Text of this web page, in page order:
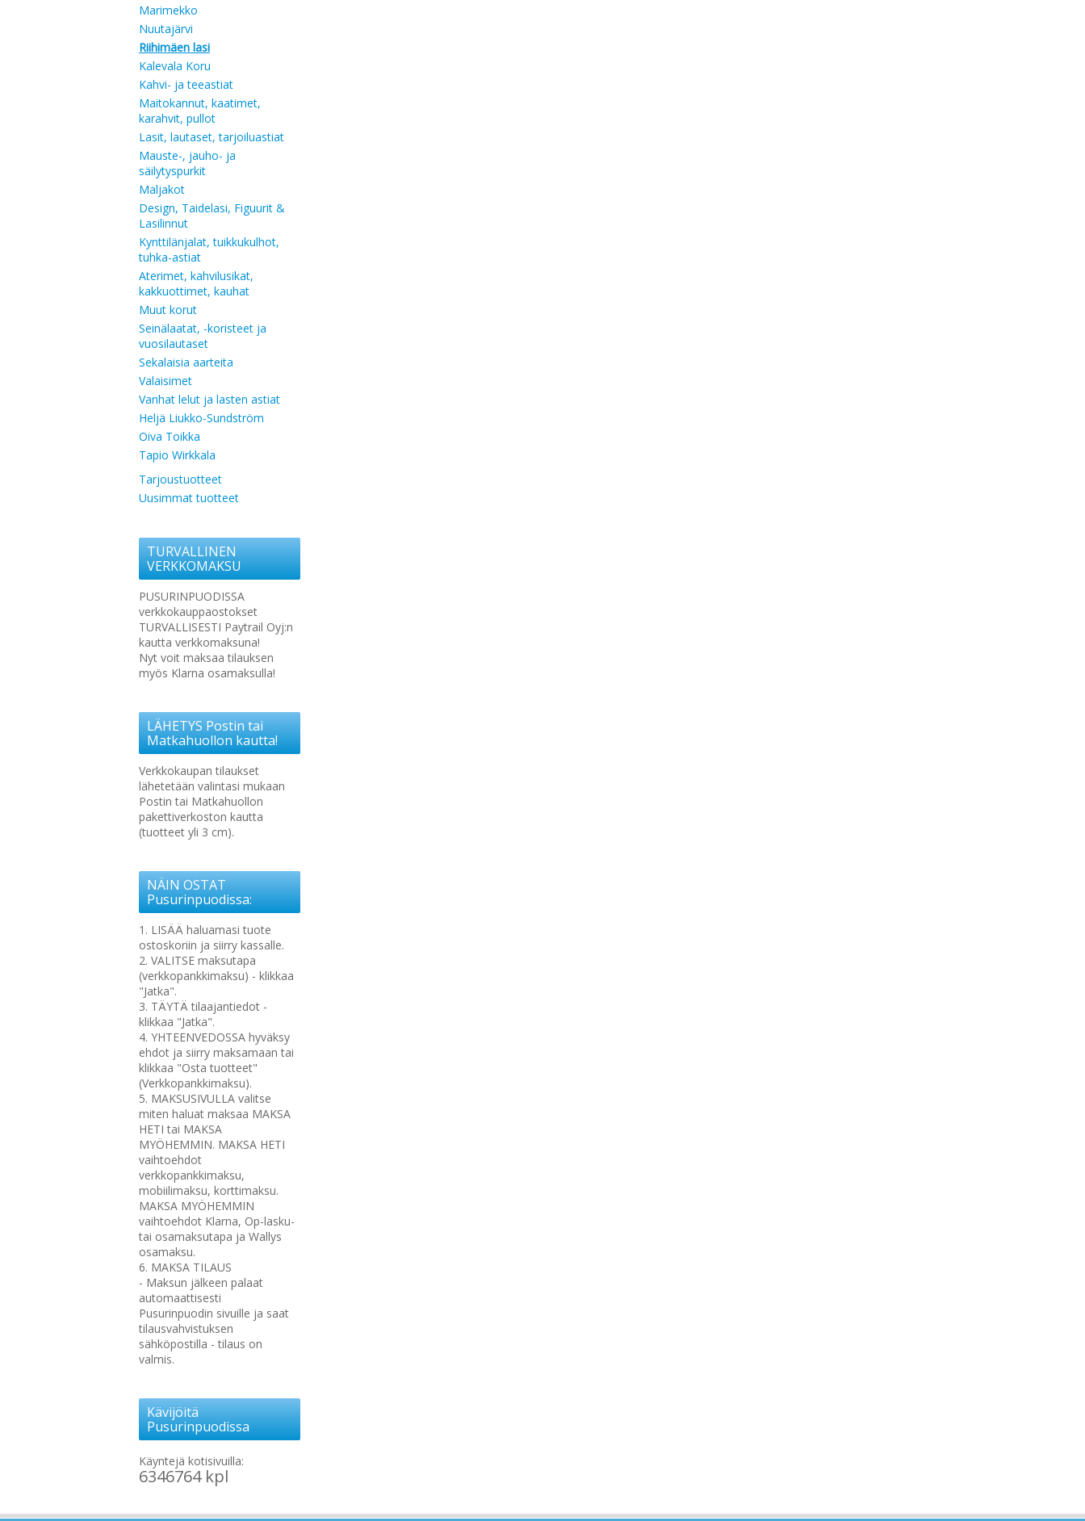
Marimekko
Nuutajärvi
Riihimäen lasi
Kalevala Koru
Kahvi- ja teeastiat
Maitokannut, kaatimet,
karahvit, pullot
Lasit, lautaset, tarjoiluastiat
Mauste-, jauho- ja
säilytyspurkit
Maljakot
Design, Taidelasi, Figuurit &
Lasilinnut
Kynttilänjalat, tuikkukulhot,
tuhka-astiat
Aterimet, kahvilusikat,
kakkuottimet, kauhat
Muut korut
Seinälaatat, -koristeet ja
vuosilautaset
Sekalaisia aarteita
Valaisimet
Vanhat lelut ja lasten astiat
Heljä Liukko-Sundström
Oiva Toikka
Tapio Wirkkala
Tarjoustuotteet
Uusimmat tuotteet
TURVALLINEN
VERKKOMAKSU
PUSURINPUODISSA
verkkokauppaostokset
TURVALLISESTI Paytrail Oyj:n
kautta verkkomaksuna!
Nyt voit maksaa tilauksen
myös Klarna osamaksulla!
LÄHETYS Postin tai
Matkahuollon kautta!
Verkkokaupan tilaukset
lähetetään valintasi mukaan
Postin tai Matkahuollon
pakettiverkoston kautta
(tuotteet yli 3 cm).
NÄIN OSTAT
Pusurinpuodissa:
1. LISÄÄ haluamasi tuote
ostoskoriin ja siirry kassalle.
2. VALITSE maksutapa
(verkkopankkimaksu) - klikkaa
"Jatka".
3. TÄYTÄ tilaajantiedot -
klikkaa "Jatka".
4. YHTEENVEDOSSA hyväksy
ehdot ja siirry maksamaan tai
klikkaa "Osta tuotteet"
(Verkkopankkimaksu).
5. MAKSUSIVULLA valitse
miten haluat maksaa MAKSA
HETI tai MAKSA
MYÖHEMMIN. MAKSA HETI
vaihtoehdot
verkkopankkimaksu,
mobiilimaksu, korttimaksu.
MAKSA MYÖHEMMIN
vaihtoehdot Klarna, Op-lasku-
tai osamaksutapa ja Wallys
osamaksu.
6. MAKSA TILAUS
- Maksun jälkeen palaat
automaattisesti
Pusurinpuodin sivuille ja saat
tilausvahvistuksen
sähköpostilla - tilaus on
valmis.
Kävijöitä
Pusurinpuodissa
Käyntejä kotisivuilla:
6346764 kpl